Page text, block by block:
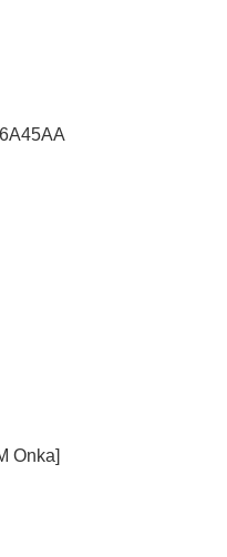
Onka]